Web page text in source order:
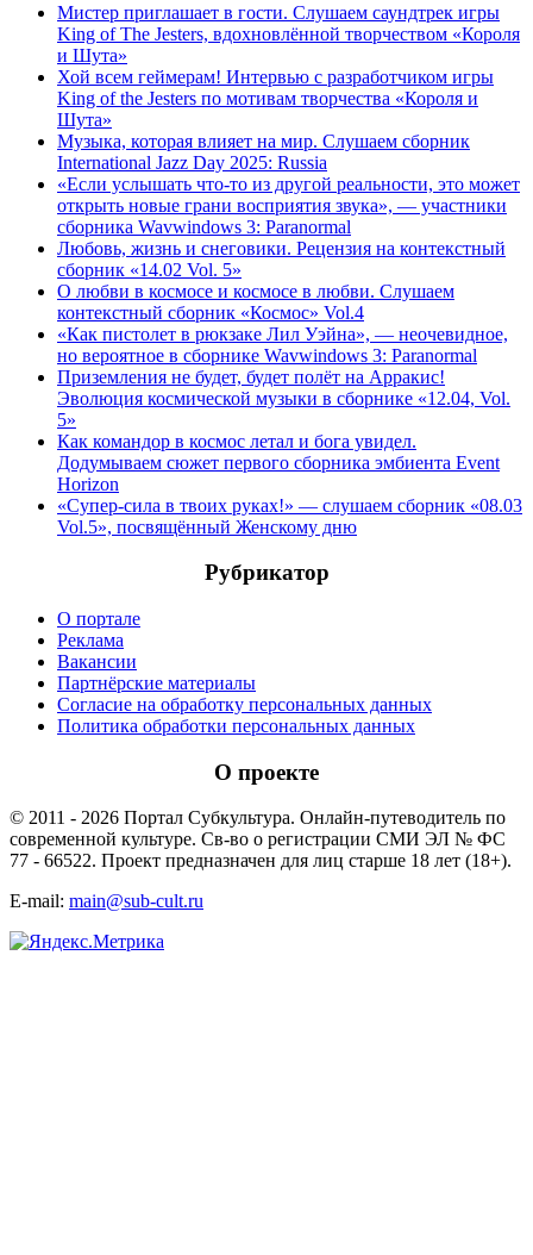
Мистер приглашает в гости. Слушаем саундтрек игры
King of The Jesters, вдохновлённой творчеством «Короля
и Шута»
Хой всем геймерам! Интервью с разработчиком игры
King of the Jesters по мотивам творчества «Короля и
Шута»
Музыка, которая влияет на мир. Слушаем сборник
International Jazz Day 2025: Russia
«Если услышать что-то из другой реальности, это может
открыть новые грани восприятия звука», — участники
сборника Wavwindows 3: Paranormal
Любовь, жизнь и снеговики. Рецензия на контекстный
сборник «14.02 Vol. 5»
О любви в космосе и космосе в любви. Слушаем
контекстный сборник «Космос» Vol.4
«Как пистолет в рюкзаке Лил Уэйна», — неочевидное,
но вероятное в сборнике Wavwindows 3: Paranormal
Приземления не будет, будет полёт на Арракис!
Эволюция космической музыки в сборнике «12.04, Vol.
5»
Как командор в космос летал и бога увидел.
Додумываем сюжет первого сборника эмбиента Event
Horizon
«Супер-сила в твоих руках!» — слушаем сборник «08.03
Vol.5», посвящённый Женскому дню
Рубрикатор
О портале
Реклама
Вакансии
Партнёрские материалы
Согласие на обработку персональных данных
Политика обработки персональных данных
О проекте
© 2011 - 2026 Портал Субкультура. Онлайн-путеводитель по
современной культуре. Св-во о регистрации СМИ ЭЛ № ФС
77 - 66522. Проект предназначен для лиц старше 18 лет (18+).
E-mail: main@sub-cult.ru